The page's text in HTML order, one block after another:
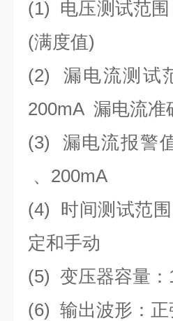
(1) 电压测试范
(满度值)
(2) 漏电流测试
200mA 漏电流准
(3) 漏电流报警
、 200mA
(4) 时间测试范围
定和手动
(5) 变压器容量：
(6) 输出波形：正